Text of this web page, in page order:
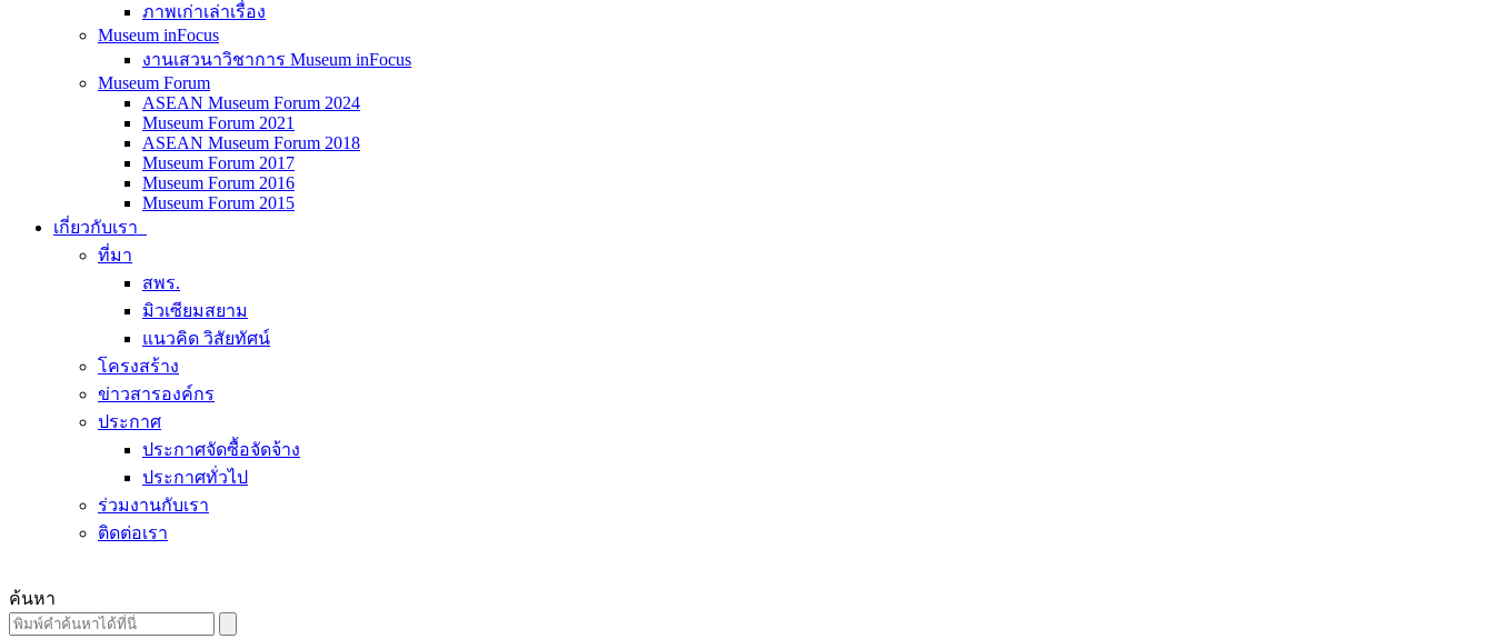
ภาพเก่าเล่าเรื่อง
Museum inFocus
งานเสวนาวิชาการ Museum inFocus
Museum Forum
ASEAN Museum Forum 2024
Museum Forum 2021
ASEAN Museum Forum 2018
Museum Forum 2017
Museum Forum 2016
Museum Forum 2015
เกี่ยวกับเรา
ที่มา
สพร.
มิวเซียมสยาม
แนวคิด วิสัยทัศน์
โครงสร้าง
ข่าวสารองค์กร
ประกาศ
ประกาศจัดซื้อจัดจ้าง
ประกาศทั่วไป
ร่วมงานกับเรา
ติดต่อเรา
ค้นหา